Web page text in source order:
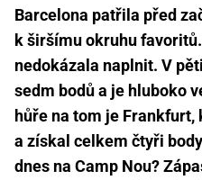
Barcelona patřila před
k širšímu okruhu
nedokázala naplnit. V
sedm bodů a je hluboko
hůře na tom je
a získal celkem čtyři
dnes na Camp Nou?